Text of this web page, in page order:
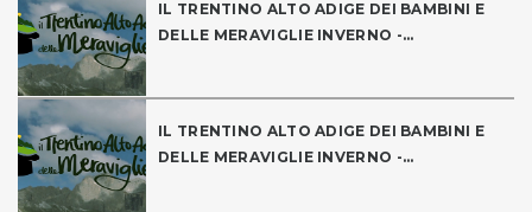
IL TRENTINO ALTO ADIGE DEI BAMBINI E
DELLE MERAVIGLIE INVERNO -...
IL TRENTINO ALTO ADIGE DEI BAMBINI E
DELLE MERAVIGLIE INVERNO -...